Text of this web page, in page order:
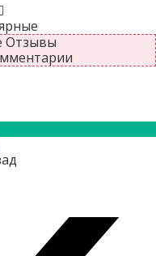
Отзывы